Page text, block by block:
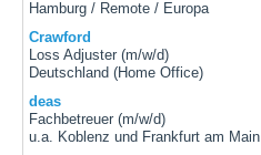
Hamburg / Remote / Europa
Crawford
Loss Adjuster (m/w/d)
Deutschland (Home Office)
deas
Fachbetreuer (m/w/d)
u.a. Koblenz und Frankfurt am Main